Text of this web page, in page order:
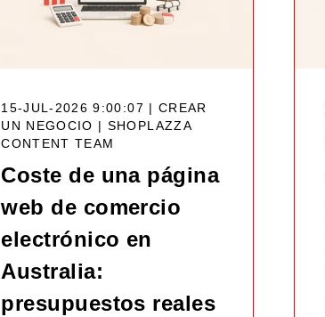
15-JUL-2026 9:00:07 | CREAR
UN NEGOCIO | SHOPLAZZA
CONTENT TEAM
Coste de una página
web de comercio
electrónico en
Australia:
presupuestos reales